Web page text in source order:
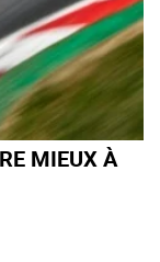
MIEUX À